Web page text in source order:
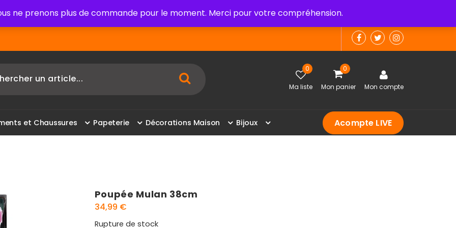
ne prenons plus de commande pour le moment. Merci pour votre compréhension.
0
Ma liste
0
Mon panier Mon compte
ents et Chaussures Papeterie Décorations Maison Bijoux Acompte LIVE
Poupée Mulan 38cm
34,99 €
Rupture de stock